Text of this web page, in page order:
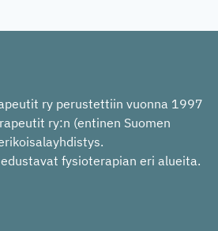
ry perustettiin vuonna 1997
ry:n (entinen Suomen
fysioterapian eri alueita.